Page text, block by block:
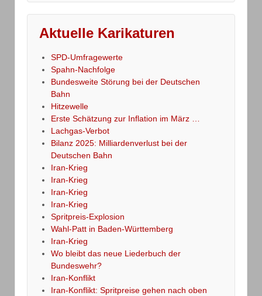
Aktuelle Karikaturen
SPD-Umfragewerte
Spahn-Nachfolge
Bundesweite Störung bei der Deutschen
Bahn
Hitzewelle
Erste Schätzung zur Inflation im März …
Lachgas-Verbot
Bilanz 2025: Milliardenverlust bei der
Deutschen Bahn
Iran-Krieg
Iran-Krieg
Iran-Krieg
Iran-Krieg
Spritpreis-Explosion
Wahl-Patt in Baden-Württemberg
Iran-Krieg
Wo bleibt das neue Liederbuch der
Bundeswehr?
Iran-Konflikt
Iran-Konflikt: Spritpreise gehen nach oben